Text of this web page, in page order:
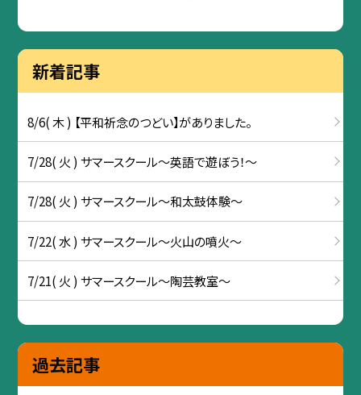
新着記事
8/6( 木 ) 【平和祈念のつどい】がありました。
7/28( 火 ) サマースクール～英語で遊ぼう！～
7/28( 火 ) サマースクール～和太鼓体験～
7/22( 水 ) サマースクール～火山の噴火～
7/21( 火 ) サマースクール～陶芸教室～
過去記事